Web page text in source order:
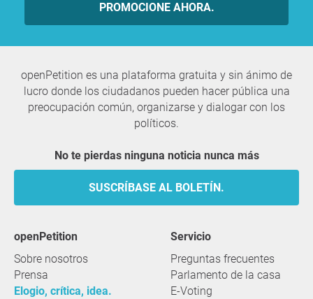
PROMOCIONE AHORA.
openPetition es una plataforma gratuita y sin ánimo de
lucro donde los ciudadanos pueden hacer pública una
preocupación común, organizarse y dialogar con los
políticos.
No te pierdas ninguna noticia nunca más
SUSCRÍBASE AL BOLETÍN.
openPetition
Sobre nosotros
Prensa
Elogio, crítica, idea.
servicio
Preguntas frecuentes
Parlamento de la casa
E-Voting